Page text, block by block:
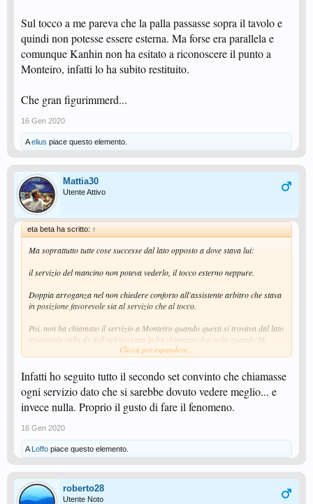
Sul tocco a me pareva che la palla passasse sopra il tavolo e
quindi non potesse essere esterna. Ma forse era parallela e
comunque Kanhin non ha esitato a riconoscere il punto a
Monteiro, infatti lo ha subito restituito.
Che gran figurimmerd...
16 Gen 2020
Aelius piace questo elemento.
Mattia30
Utente Attivo
eta beta ha scritto: ↑
Ma soprattutto tutte cose successe dal lato opposto a dove stava lui:
il servizio del mancino non poteva vederlo, il tocco esterno neppure.
Doppia arroganza nel non chiedere conforto all'assistente arbitro che stava
in posizione favorevole sia al servizio che al tocco.
Poi, non ha chiamato il servizio a Monteiro quando questi si trovava dal lato
favorevole (alla dx dell'arbitro) ma lo ha chiamato due volte quando M.
Sul tocco a me pareva che la palla passasse sopra il tavolo e quindi non
potesse essere esterna. Ma forse era parallela e comunque Kanhin non ha
esitato a riconoscere il punto a Monteiro, infatti lo ha subito restituito.
Che gran figurimmerd...
Clicca per espandere...
Infatti ho seguito tutto il secondo set convinto che chiamasse
ogni servizio dato che si sarebbe dovuto vedere meglio... e
invece nulla. Proprio il gusto di fare il fenomeno.
16 Gen 2020
A Loffo piace questo elemento.
roberto28
Utente Noto